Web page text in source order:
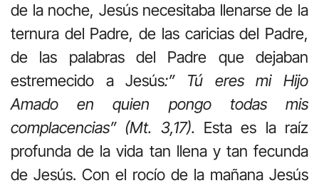
de la noche, Jesús necesitaba llenarse de la
ternura del Padre, de las caricias del Padre,
de las palabras del Padre que dejaban
estremecido a Jesús:” Tú eres mi Hijo
Amado en quien pongo todas mis
complacencias” (Mt. 3,17). Esta es la raíz
profunda de la vida tan llena y tan fecunda
de Jesús. Con el rocío de la mañana Jesús